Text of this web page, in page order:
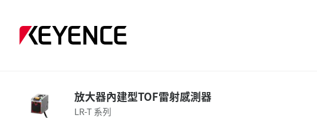
放大器內建型TOF雷射感測器
LR-T 系列